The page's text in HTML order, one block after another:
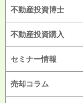
不動産投資博士
不動産投資購入
セミナー情報
売却コラム